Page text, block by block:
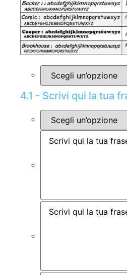
4.1 - Scrivi qui la tua